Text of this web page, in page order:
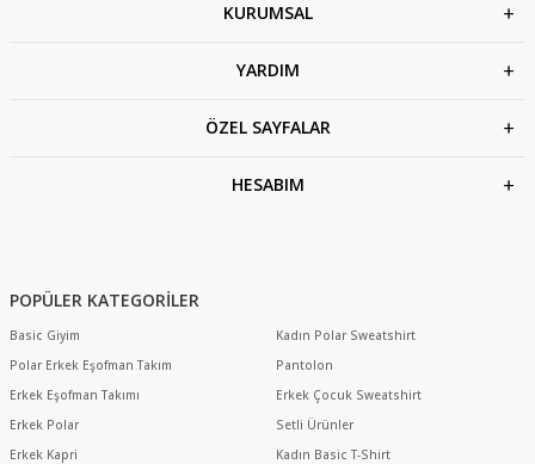
KURUMSAL
YARDIM
ÖZEL SAYFALAR
HESABIM
POPÜLER KATEGORİLER
Basic Giyim
Polar Erkek Eşofman Takım
Erkek Eşofman Takımı
Erkek Polar
Erkek Kapri
Kadın Polar Sweatshirt
Pantolon
Erkek Çocuk Sweatshirt
Setli Ürünler
Kadın Basic T-Shirt